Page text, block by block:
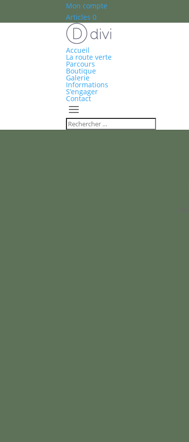
Mon compte
Articles 0
Accueil
La route verte
Parcours
Boutique
Galerie
Informations
S’engager
Contact